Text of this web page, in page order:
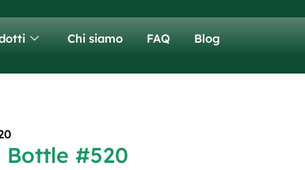
Chi siamo FAQ Blog
Bottle #520